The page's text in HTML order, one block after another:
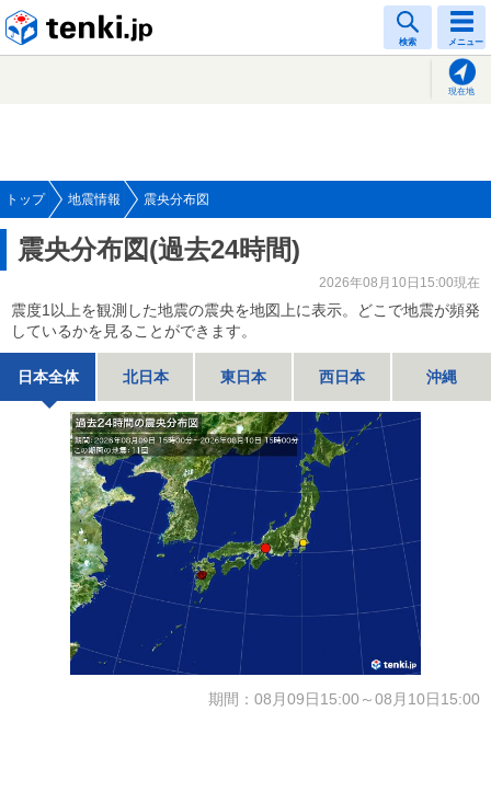
検索 メニュー
現在地
トップ 地震情報 震央分布図
震央分布図(過去24時間)
2026年08月10日15:00現在
震度1以上を観測した地震の震央を地図上に表示。どこで地震が頻発
しているかを見ることができます。
日本全体 北日本 東日本 西日本 沖縄
期間：08月09日15:00～08月10日15:00